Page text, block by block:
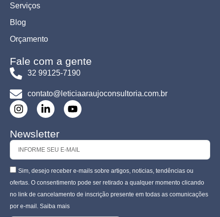
Serviços
Blog
Orçamento
Fale com a gente
32 99125-7190
contato@leticiaaraujoconsultoria.com.br
Newsletter
Sim, desejo receber e-mails sobre artigos, noticias, tendências ou
ofertas. O consentimento pode ser retirado a qualquer momento clicando
no link de cancelamento de inscrição presente em todas as comunicações
por e-mail. Saiba mais